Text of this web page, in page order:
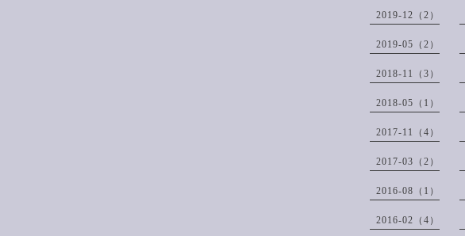
2019-12（2）
2019-05（2）
2018-11（3）
2018-05（1）
2017-11（4）
2017-03（2）
2016-08（1）
2016-02（4）